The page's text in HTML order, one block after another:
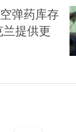
弹药库存
提供更